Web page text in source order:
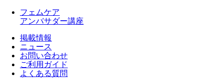
フェムケア
アンバサダー講座
掲載情報
ニュース
お問い合わせ
ご利用ガイド
よくある質問